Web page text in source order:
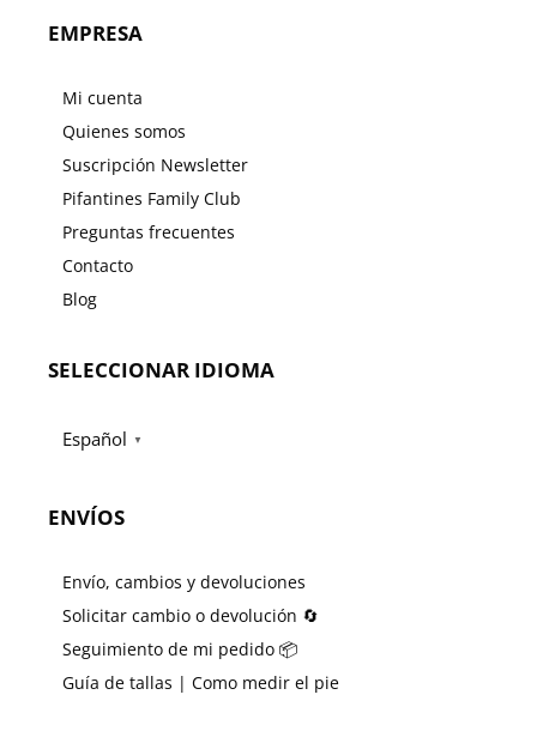
EMPRESA
Mi cuenta
Quienes somos
Suscripción Newsletter
Pifantines Family Club
Preguntas frecuentes
Contacto
Blog
SELECCIONAR IDIOMA
Español ▼
ENVÍOS
Envío, cambios y devoluciones
Solicitar cambio o devolución 🔄
Seguimiento de mi pedido 📦
Guía de tallas | Como medir el pie